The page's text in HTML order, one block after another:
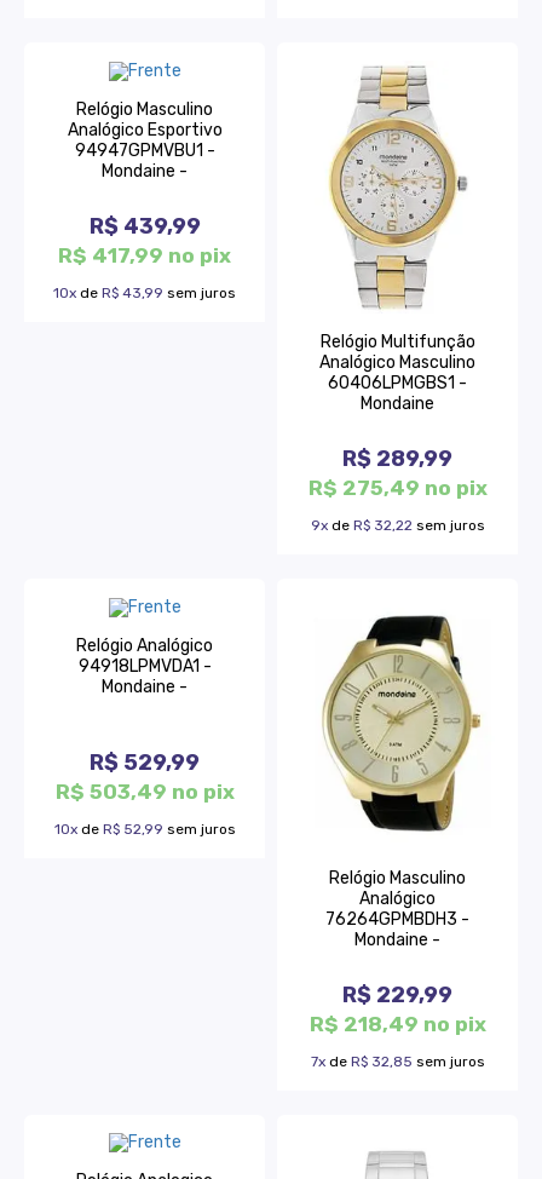
Relógio Masculino
Analógico Esportivo
94947GPMVBU1 -
Mondaine -
R$ 439,99
R$ 417,99 no pix
10x de R$ 43,99 sem juros
Relógio Multifunção
Analógico Masculino
60406LPMGBS1 -
Mondaine
R$ 289,99
R$ 275,49 no pix
9xde R$ 32,22 sem juros
Relógio Analógico
94918LPMVDA1 -
Mondaine -
R$ 529,99
R$ 503,49 no pix
10xde R$ 52,99 sem juros
Relógio Masculino
Analógico
76264GPMBDH3 -
Mondaine -
R$ 229,99
R$ 218,49 no pix
7xde R$ 32,85 sem juros